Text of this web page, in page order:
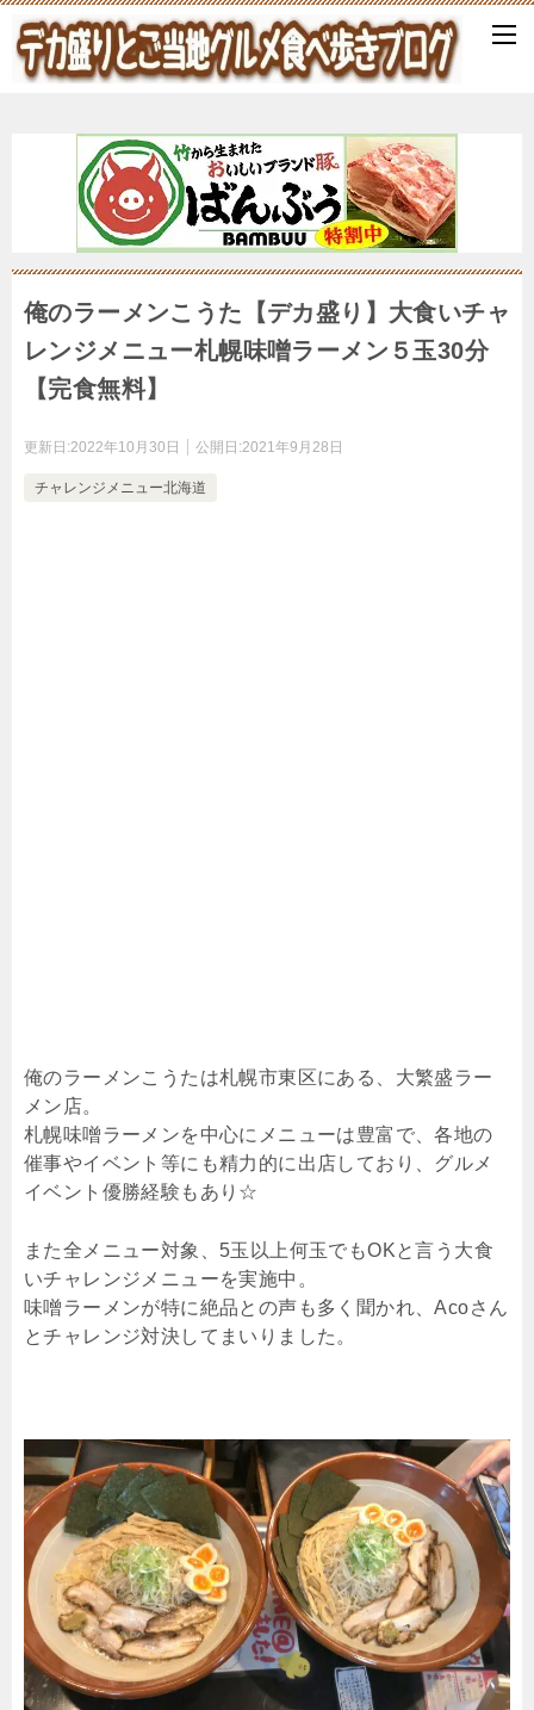
俺のラーメンこうた【デカ盛り】大食いチャ
レンジメニュー札幌味噌ラーメン５玉30分
【完食無料】
更新日:2022年10月30日 公開日:2021年9月28日
チャレンジメニュー北海道
俺のラーメンこうたは札幌市東区にある、大繁盛ラー
メン店。
札幌味噌ラーメンを中心にメニューは豊富で、各地の
催事やイベント等にも精力的に出店しており、グルメ
イベント優勝経験もあり☆
また全メニュー対象、5玉以上何玉でもOKと言う大食
いチャレンジメニューを実施中。
味噌ラーメンが特に絶品との声も多く聞かれ、Acoさん
とチャレンジ対決してまいりました。